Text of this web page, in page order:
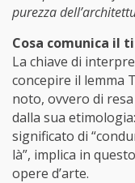
purezza
Cosa comunica il
La chiave di
concepire il lemma
noto, ovvero di
dalla sua
significato di
là”, implica in
opere d’arte.